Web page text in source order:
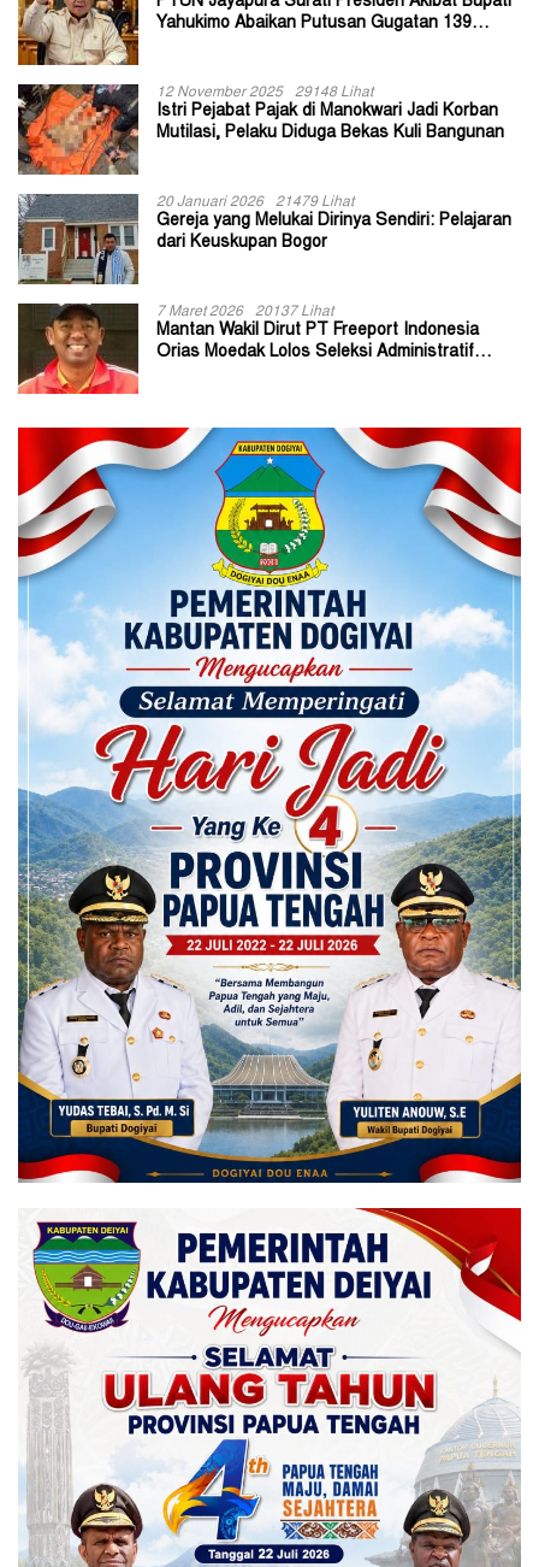
Yahukimo Abaikan Putusan Gugatan 139
12 November 2025 29148 Lihat
Istri Pejabat Pajak di Manokwari Jadi Korban
Mutilasi, Pelaku Diduga Bekas Kuli Bangunan
20 Januari 2026 21479 Lihat
Gereja yang Melukai Dirinya Sendiri: Pelajaran
dari Keuskupan Bogor
7 Maret 2026 20137 Lihat
Mantan Wakil Dirut PT Freeport Indonesia
Orias Moedak Lolos Seleksi Administratif